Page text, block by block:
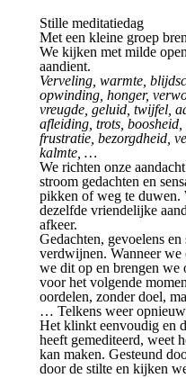
Stille meditatiedag
Met een kleine groep
We kijken met milde
aandient.
Verveling, warmte,
opwinding, honger,
vreugde, geluid, twijfel,
afleiding, trots, boosheid,
frustratie, bezorgdheid,
kalmte, …
We richten onze
stroom gedachten en
pikken of weg te duwen.
dezelfde vriendelijke
afkeer.
Gedachten, gevoelens en
verdwijnen. Wanneer we
we dit op en brengen we
voor het volgende
oordelen, zonder doel,
… Telkens weer
Het klinkt eenvoudig en
heeft gemediteerd, weet
kan maken. Gesteund
door de stilte en kijken